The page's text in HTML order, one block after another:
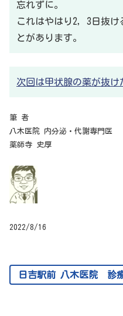
忘れずに。
これはやはり2，3日抜
とがあります。
次回は甲状腺の薬が抜け
筆 者
八木医院 内分泌・代謝専門医
薬師寺 史厚
2022/8/16
日吉駅前 八木医院 診